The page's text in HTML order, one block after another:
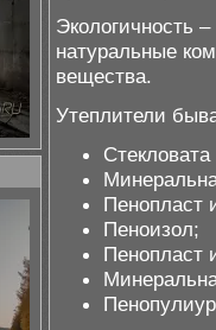
Экологичность
натуральные
вещества.
Утеплители
Пенопласт
Пеноизол;
Пенопласт